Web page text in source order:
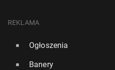
REKLAMA
Ogłoszenia
Banery